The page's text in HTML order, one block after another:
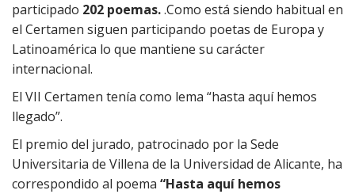
participado 202 poemas..Como está siendo habitual en
el Certamen siguen participando poetas de Europa y
Latinoamérica lo que mantiene su carácter
internacional.
El VII Certamen tenía como lema “hasta aquí hemos
llegado”.
El premio del jurado, patrocinado por la Sede
Universitaria de Villena de la Universidad de Alicante, ha
correspondido al poema “Hasta aquí hemos